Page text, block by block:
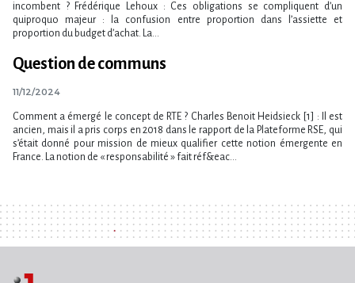
incombent ? Frédérique Lehoux : Ces obligations se compliquent d’un
quiproquo majeur : la confusion entre proportion dans l’assiette et
proportion du budget d’achat. La...
Question de communs
11/12/2024
Comment a émergé le concept de RTE ? Charles Benoit Heidsieck [1] : Il est
ancien, mais il a pris corps en 2018 dans le rapport de la Plateforme RSE, qui
s’était donné pour mission de mieux qualifier cette notion émergente en
France. La notion de « responsabilité » fait réf&eac...